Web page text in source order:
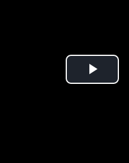
Play